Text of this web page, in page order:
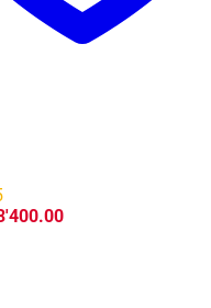
Preisspanne: